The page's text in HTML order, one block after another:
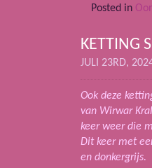
Posted in
KETTING
JULI 23RD,
Ook deze
van Wirwar
keer weer die
Dit keer met
en donkergrijs.